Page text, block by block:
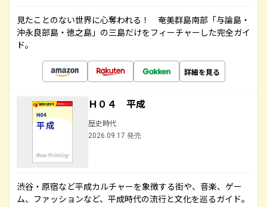
見たことのない世界に心奪われる！ 奄美群島南部「与論島・
沖永良部島・徳之島」の三島だけをフィーチャーした完全ガイ
ド。
詳細を見る
Ｈ０４ 平成
歴史時代
2026.09.17 発売
渋谷・原宿など平成カルチャーを象徴する街や、音楽、ゲー
ム、ファッションなど、平成時代の流行と文化を巡るガイド。